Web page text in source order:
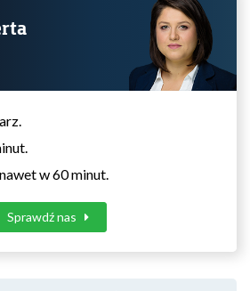
w 60 minut.
Sprawdź nas